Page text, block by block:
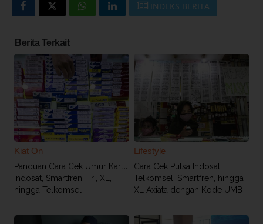
INDEKS BERITA
Berita Terkait
Kiat On
Panduan Cara Cek Umur Kartu
Indosat, Smartfren, Tri, XL,
hingga Telkomsel
Lifestyle
Cara Cek Pulsa Indosat,
Telkomsel, Smartfren, hingga
XL Axiata dengan Kode UMB